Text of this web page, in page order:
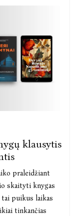
klausytis
praleidžiant
skaityti knygas
puikus laikas
tinkančias